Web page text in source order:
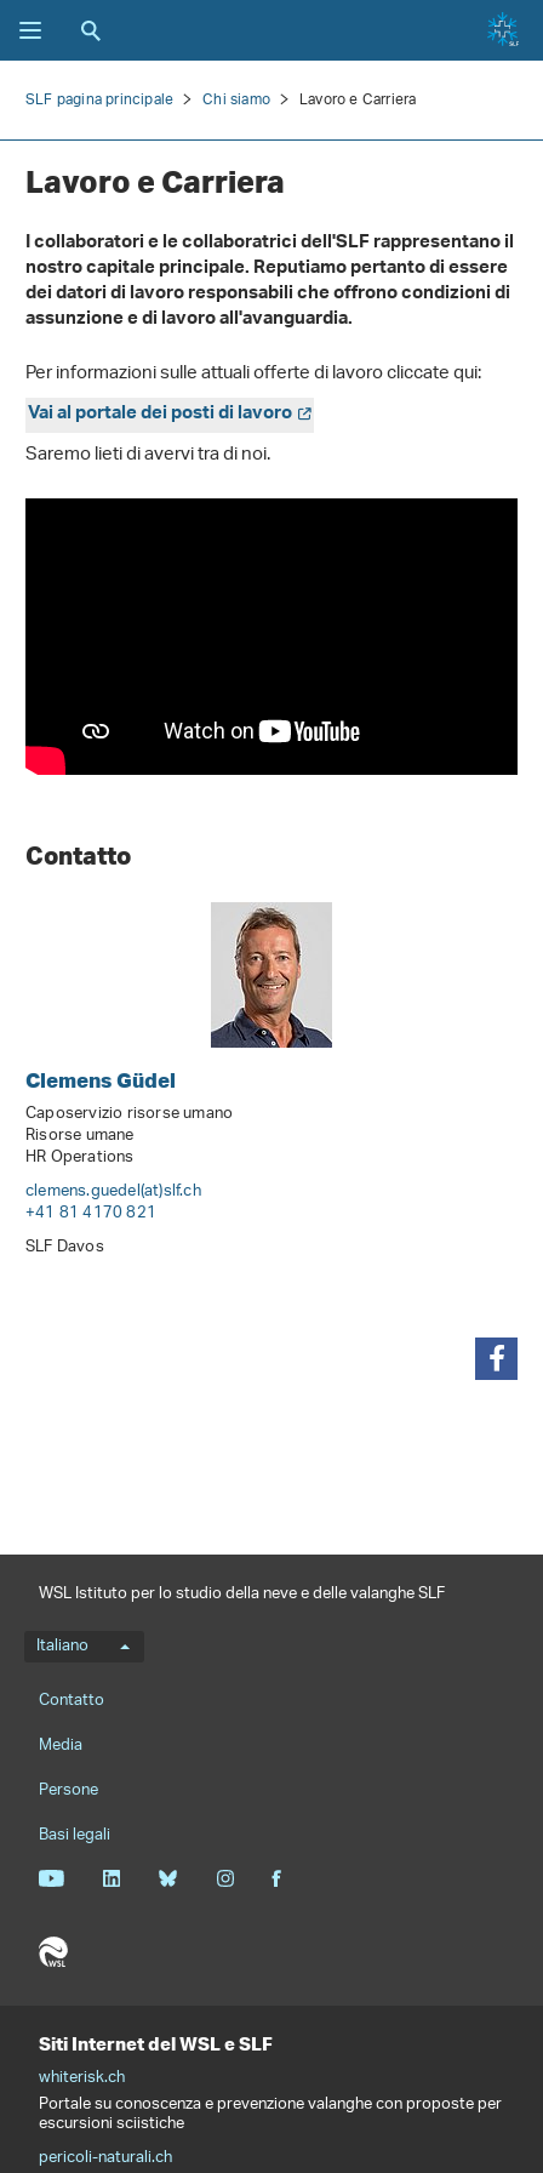
SLF pagina principale Chi siamo Lavoro e Carriera
Lavoro e Carriera
I collaboratori e le collaboratrici dell'SLF rappresentano il
nostro capitale principale. Reputiamo pertanto di essere
dei datori di lavoro responsabili che offrono condizioni di
assunzione e di lavoro all'avanguardia.
Per informazioni sulle attuali offerte di lavoro cliccate qui:
Vai al portale dei posti di lavoro
Saremo lieti di avervi tra di noi.
Contatto
Clemens Güdel
Caposervizio risorse umano
Risorse umane
HR Operations
clemens.guedel(at)slf.ch
+41 81 4170 821
SLF Davos
WSL Istituto per lo studio della neve e delle valanghe SLF
Menu della lingua
Italiano
Footernavigation
Contatto
Media
Persone
Basi legali
Siti Internet del WSL e SLF
whiterisk.ch
Portale su conoscenza e prevenzione valanghe con proposte per
escursioni sciistiche
pericoli-naturali.ch